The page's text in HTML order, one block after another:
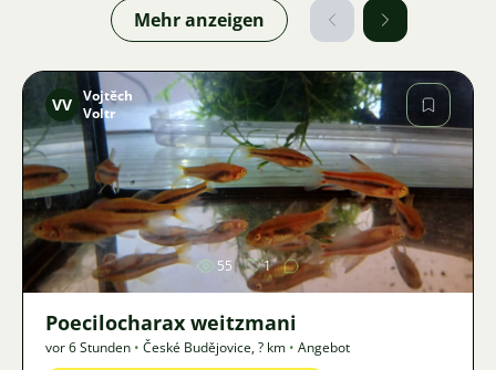
Mehr anzeigen
Bild
VV Vojtěch
Voltr
55 1
Poecilocharax weitzmani
vor 6 Stunden • České Budějovice,? km • Angebot